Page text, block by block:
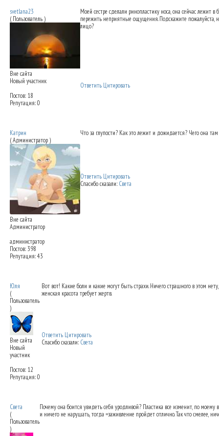
svetlana23
( Пользователь )
Вне сайта
Новый участник
Постов: 18
Репутация: 0
Моей сестре сделали ринопластику носа, она сейчас лежит
пережить неприятные ощущения. Подскажите пожалуйста,
лицо?
Ответить Цитировать
Катрин
( Администратор )
Вне сайта
Администратор
администратор
Постов: 398
Репутация: 43
Что за глупости? Как это лежит и дожидается? Чего она
Ответить Цитировать
Спасибо сказали: Света
Юля
(
Пользователь
)
Вне сайта
Новый
участник
Постов: 12
Репутация: 0
Вот вот! Какие боли и какие могут быть страхи. Ничего страшного в этом
женская красота требует жертв.
Ответить Цитировать
Спасибо сказали: Света
Света
(
Пользователь
)
Почему она боится увидеть себя уродливой? Пластика все изменит, по моему
и ничего не нарушать, тогда =заживление пройдет отлично. Так что смелее,